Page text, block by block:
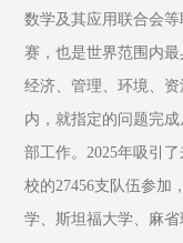
数学及其应用联合会
赛，也是世界范围内
经济、管理、环境、
内，就指定的问题完
部工作。2025年吸引
校的27456支队伍参加
学、斯坦福大学、麻